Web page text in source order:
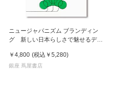
ニュージャパニズム ブランディン
グ 新しい日本らしさで魅せるデザ
￥4,800 (税込 ￥5,280)
銀座 蔦屋書店